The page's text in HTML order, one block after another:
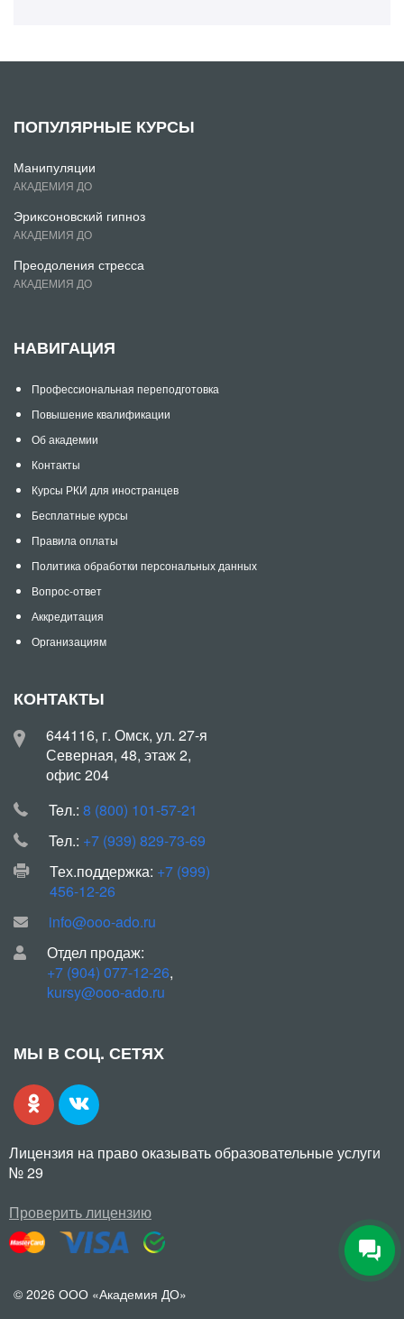
ПОПУЛЯРНЫЕ КУРСЫ
Манипуляции
АКАДЕМИЯ ДО
Эриксоновский гипноз
АКАДЕМИЯ ДО
Преодоления стресса
АКАДЕМИЯ ДО
НАВИГАЦИЯ
Профессиональная переподготовка
Повышение квалификации
Об академии
Контакты
Курсы РКИ для иностранцев
Бесплатные курсы
Правила оплаты
Политика обработки персональных данных
Вопрос-ответ
Аккредитация
Организациям
КОНТАКТЫ
644116, г. Омск, ул. 27-я
Северная, 48, этаж 2,
офис 204
Teл.: 8 (800) 101-57-21
Teл.: +7 (939) 829-73-69
Тех.поддержка: +7 (999)
456-12-26
info@ooo-ado.ru
Отдел продаж:
+7 (904) 077-12-26,
kursy@ooo-ado.ru
МЫ В СОЦ. СЕТЯХ
Лицензия на право оказывать образовательные услуги
№ 29
Проверить лицензию
© 2026 ООО «Академия ДО»